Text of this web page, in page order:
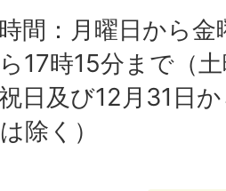
間：月曜日から
17時15分まで（
日及び12月31日
除く）